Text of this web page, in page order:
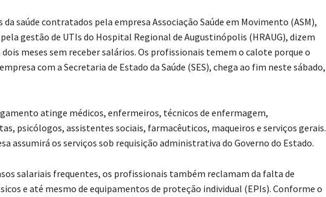
saúde contratados pela empresa Associação Saúde em Movimento (ASM),
gestão de UTIs do Hospital Regional de Augustinópolis (HRAUG), dizem
dois meses sem receber salários. Os profissionais temem o calote porque o
com a Secretaria de Estado da Saúde (SES), chega ao fim neste sábado,
atinge médicos, enfermeiros, técnicos de enfermagem,
psicólogos, assistentes sociais, farmacêuticos, maqueiros e serviços gerais.
assumirá os serviços sob requisição administrativa do Governo do Estado.
salariais frequentes, os profissionais também reclamam da falta de
e até mesmo de equipamentos de proteção individual (EPIs). Conforme o